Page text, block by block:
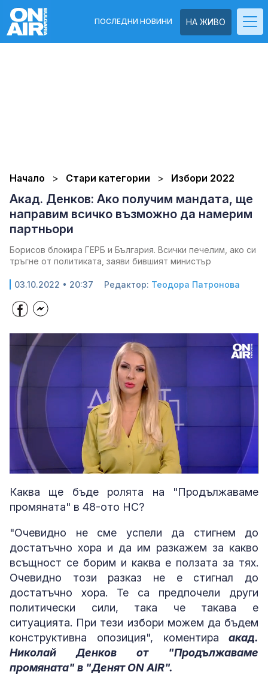
НА ЖИВО
ПОСЛЕДНИ НОВИНИ
Начало Стари категории Избори 2022
Акад. Денков: Ако получим мандата, ще
направим всичко възможно да намерим
партньори
Борисов блокира ГЕРБ и България. Всички печелим, ако си
тръгне от политиката, заяви бившият министър
03.10.2022 • 20:37 Редактор: Теодора Патронова
Loaded :
4.49%
Каква ще бъде ролята на "Продължаваме
промяната" в 48-ото НС?
"Очевидно не сме успели да стигнем до
достатъчно хора и да им разкажем за какво
всъщност се борим и каква е ползата за тях.
Очевидно този разказ не е стигнал до
достатъчно хора. Те са предпочели други
политически сили, така че такава е
ситуацията. При тези избори можем да бъдем
конструктивна опозиция", коментира акад.
Николай Денков от "Продължаваме
промяната" в "Денят ON AIR".